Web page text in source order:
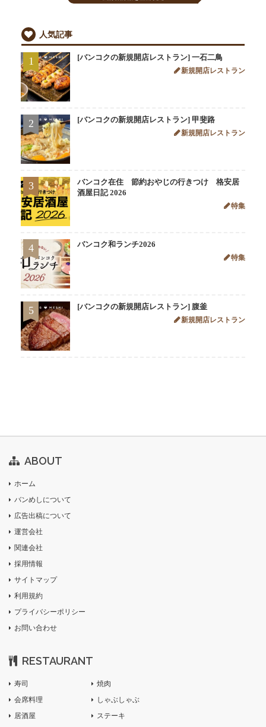
人気記事
1 [バンコクの新規開店レストラン] 一石二鳥
新規開店レストラン
2 [バンコクの新規開店レストラン] 甲斐路
新規開店レストラン
3
バンコク在住 節約おやじの行きつけ 格安居
酒屋日記 2026
特集
4 バンコク和ランチ2026
特集
5 [バンコクの新規開店レストラン] 腹釜
新規開店レストラン
ABOUT
ホーム
バンめしについて
広告出稿について
運営会社
関連会社
採用情報
サイトマップ
利用規約
プライバシーポリシー
お問い合わせ
RESTAURANT
寿司
会席料理
居酒屋
焼肉
しゃぶしゃぶ
ステーキ